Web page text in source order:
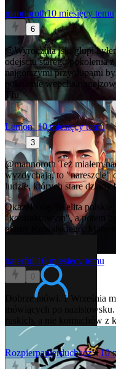
mannoroth10 miesięcy temu
6
@Wyroczniajski głupi
odejściu starego pokolenia
najgorszymi przygłupami
pokolenie wepchalo
Tfu
Lemon_ 10 miesięcy temu
3
@mannoroth Też miałem
wyzdychają, to "nareszcie"
ludzie, których stare dziady
Okazało się, że elita
"kontraktowym", a potem
mamy Kowalskiego,
bajerfull10 miesięcy temu
0
Dobrze mówi. 1 Września
mówiących po
ruskich, a nie komuchów z
Rozpierpapierduchacz★10